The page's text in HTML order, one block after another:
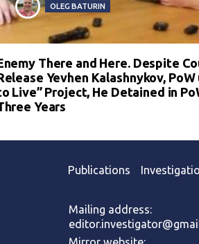
OLEG BATURIN
There and Here. Despite
Yevhen Kalashnykov,
Live” Project, He Detained in
Years
Publications
Mailing address: